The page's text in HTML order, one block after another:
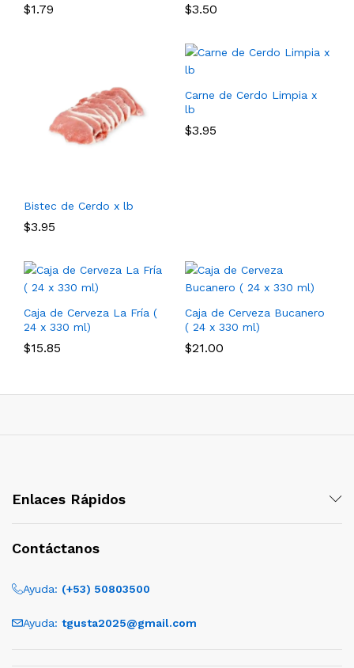
$1.79 $3.50
Bistec de Cerdo x lb
$3.95
Carne de Cerdo Limpia x
lb
$3.95
Caja de Cerveza La Fría (
24 x 330 ml)
$15.85
Caja de Cerveza Bucanero
( 24 x 330 ml)
$21.00
Enlaces Rápidos
Contáctanos
Ayuda: (+53) 50803500
Ayuda: tgusta2025@gmail.com